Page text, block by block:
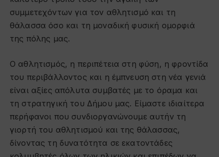
συμμετεχόντων για τον αθλητισμό και τη
θάλασσα όσο και τη μοναδική φυσική ομορφιά
της πόλης μας.
Ο αθλητισμός, η περιπέτεια στη φύση, η φροντίδα
του περιβάλλοντος και η έμπνευση στη νέα γενιά
είναι αξίες απόλυτα συμβατές με το όραμα και
τη στρατηγική του Δήμου μας. Είμαστε ιδιαίτερα
περήφανοι που συνδιοργανώνουμε αυτήν τη
γιορτή του αθλητισμού και της θάλασσας,
δίνοντας τη δυνατότητα σε εκατοντάδες